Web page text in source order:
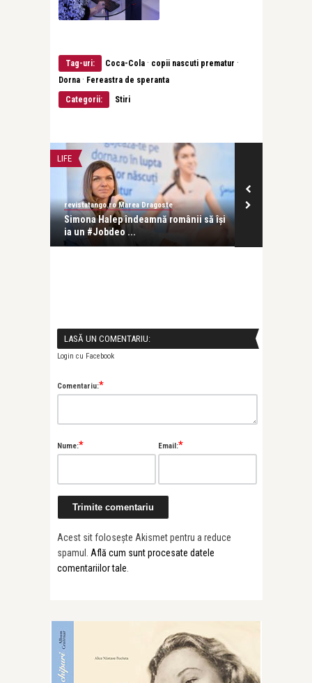
Tag-uri: Coca-Cola · copii nascuti prematur ·
Dorna · Fereastra de speranta
Categorii:
Stiri
LIFE
revistatango.ro Marea Dragoste
Simona Halep îndeamnă românii să își
ia un #Jobdeo ...
LASĂ UN COMENTARIU:
Login cu Facebook
Comentariu:*
Nume:* Email:*
Acest sit folosește Akismet pentru a reduce
spamul. Află cum sunt procesate datele
comentariilor tale